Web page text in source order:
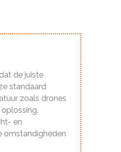
de juiste
standaard
zoals drones
en
omstandigheden